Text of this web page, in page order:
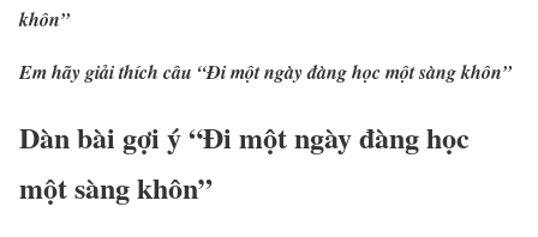
khôn”
Em hãy giải thích câu “Đi một ngày đàng học một sàng khôn”
Dàn bài gợi ý “Đi một ngày đàng học
một sàng khôn”